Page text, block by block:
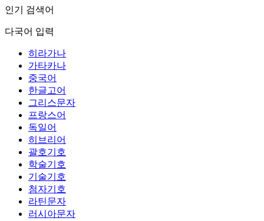
인기 검색어
다국어 입력
히라가나
가타카나
중국어
한글고어
그리스문자
프랑스어
독일어
히브리어
괄호기호
학술기호
기술기호
첨자기호
라틴문자
러시아문자